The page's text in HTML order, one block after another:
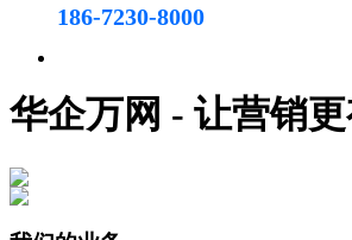
186-7230-8000
华企万网 - 让营销更